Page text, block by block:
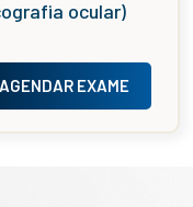
ocular)
AGENDAR EXAME